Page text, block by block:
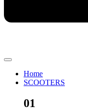
Home
SCOOTERS
01